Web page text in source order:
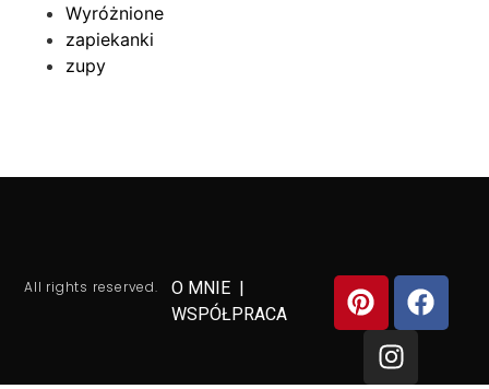
Wyróżnione
zapiekanki
zupy
All rights reserved. O MNIE |
WSPÓŁPRACA